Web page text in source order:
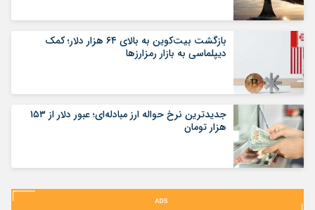
بازگشت بیت‌کوین به بالای ۶۴ هزار دلار؛ کمک
دیپلماسی به بازار رمزارزها
جدیدترین نرخ حواله ارز مبادله‌ای؛ عبور دلار از ۱۵۳
هزار تومان